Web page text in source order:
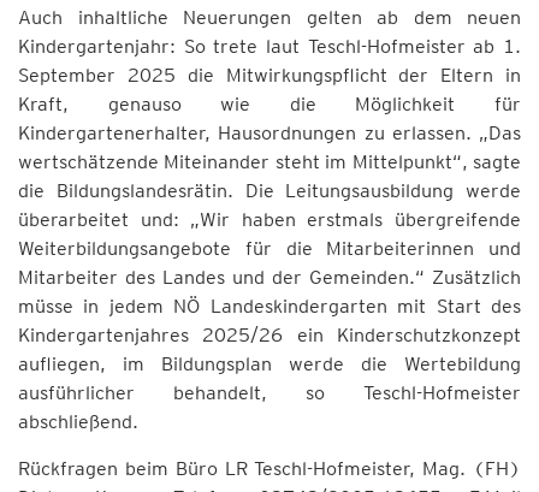
Auch inhaltliche Neuerungen gelten ab dem neuen
Kindergartenjahr: So trete laut Teschl-Hofmeister ab 1.
September 2025 die Mitwirkungspflicht der Eltern in
Kraft, genauso wie die Möglichkeit für
Kindergartenerhalter, Hausordnungen zu erlassen. „Das
wertschätzende Miteinander steht im Mittelpunkt“, sagte
die Bildungslandesrätin. Die Leitungsausbildung werde
überarbeitet und: „Wir haben erstmals übergreifende
Weiterbildungsangebote für die Mitarbeiterinnen und
Mitarbeiter des Landes und der Gemeinden.“ Zusätzlich
müsse in jedem NÖ Landeskindergarten mit Start des
Kindergartenjahres 2025/26 ein Kinderschutzkonzept
aufliegen, im Bildungsplan werde die Wertebildung
ausführlicher behandelt, so Teschl-Hofmeister
abschließend.
Rückfragen beim Büro LR Teschl-Hofmeister, Mag. (FH)